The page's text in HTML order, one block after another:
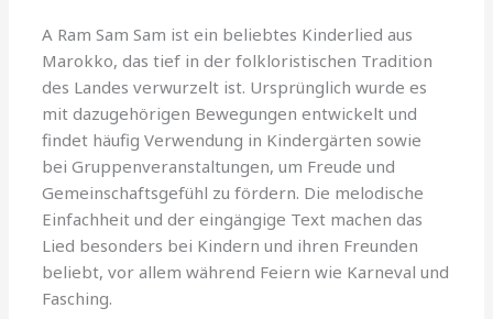
A Ram Sam Sam ist ein beliebtes Kinderlied aus
Marokko, das tief in der folkloristischen Tradition
des Landes verwurzelt ist. Ursprünglich wurde es
mit dazugehörigen Bewegungen entwickelt und
findet häufig Verwendung in Kindergärten sowie
bei Gruppenveranstaltungen, um Freude und
Gemeinschaftsgefühl zu fördern. Die melodische
Einfachheit und der eingängige Text machen das
Lied besonders bei Kindern und ihren Freunden
beliebt, vor allem während Feiern wie Karneval und
Fasching.